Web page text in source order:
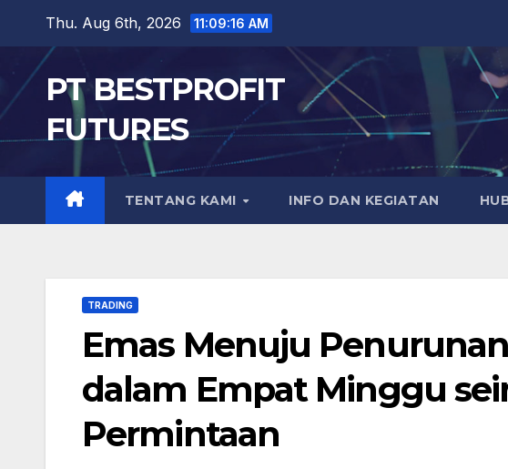
content
Thu. Aug 6th, 2026 11:09:17 AM
PT BESTPROFIT
FUTURES
TENTANG KAMI INFO DAN KEGIATAN
TRADING
Emas Menuju
dalam Empat Minggu
Permintaan